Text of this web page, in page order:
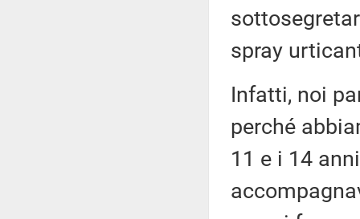
spray
Infatti, noi
perché
11 e i 14